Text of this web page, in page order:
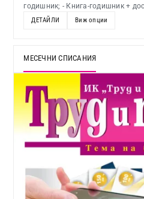
годишник; - Книга-годишник +
ДЕТАЙЛИ Виж опции
МЕСЕЧНИ СПИСАНИЯ